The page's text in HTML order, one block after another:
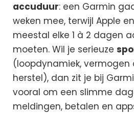
accuduur: een Garmin
weken mee, terwijl Apple
meestal elke 1 à 2 dagen
moeten. Wil je serieuze
(loopdynamiek, vermogen
herstel), dan zit je bij
vooral om een slimme
meldingen, betalen en